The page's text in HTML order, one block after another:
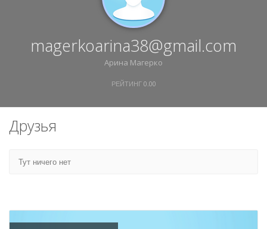
magerkoarina38@gmail.com
Арина Магерко
РЕЙТИНГ 0.00
Друзья
Тут ничего нет